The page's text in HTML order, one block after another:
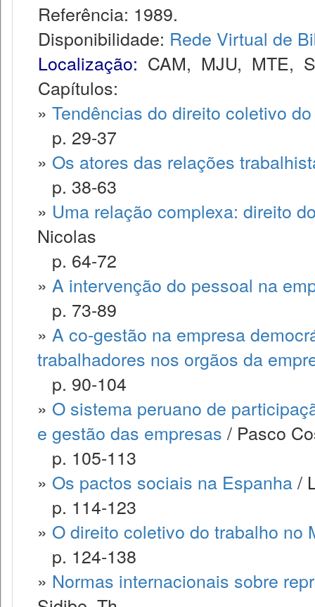
Referência: 1989.
Disponibilidade: Rede Virtual de
Localização: CAM, MJU, MTE,
Capítulos:
» Tendências do direito coletivo
p. 29-37
» Os atores das relações
p. 38-63
» Uma relação complexa: direito
Nicolas
p. 64-72
» A intervenção do pessoal na
p. 73-89
» A co-gestão na empresa
trabalhadores nos orgãos da
p. 90-104
» O sistema peruano de
e gestão das empresas / Pasco
p. 105-113
» Os pactos sociais na Espanha/
p. 114-123
» O direito coletivo do trabalho no
p. 124-138
» Normas internacionais sobre